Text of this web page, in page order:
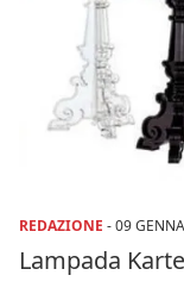
REDAZIONE -09
Lampada